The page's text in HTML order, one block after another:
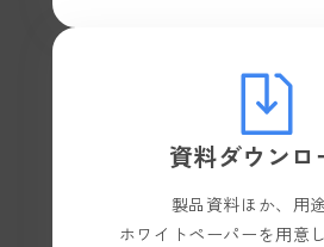
資料ダウンロ
製品資料ほか、用
ホワイトペーパーを用意